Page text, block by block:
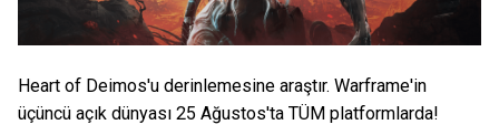
Heart of Deimos'u derinlemesine araştır. Warframe'in
üçüncü açık dünyası 25 Ağustos'ta TÜM platformlarda!